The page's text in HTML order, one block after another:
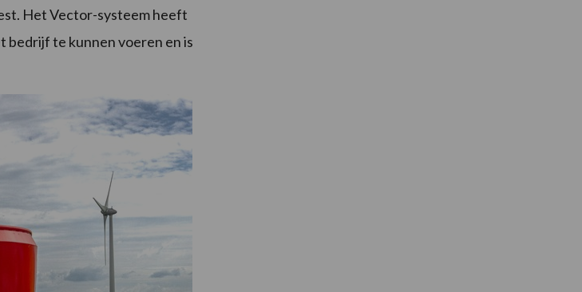
Het Vector-systeem heeft
bedrijf te kunnen voeren en is